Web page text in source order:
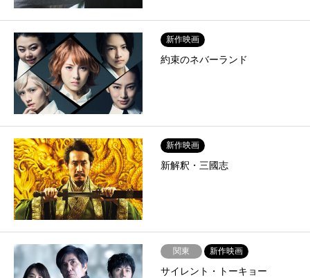
新作映画
約束のネバーランド
新作映画
新解釈・三國志
関東 新作映画
サイレント・トーキョー